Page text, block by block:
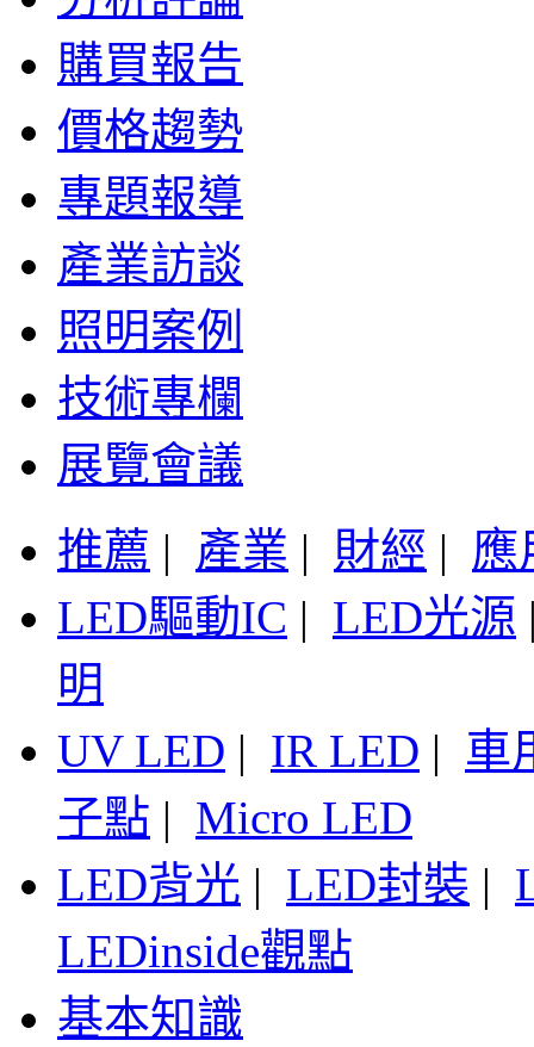
購買報告
價格趨勢
專題報導
產業訪談
照明案例
技術專欄
展覽會議
推薦 | 產業 | 財經 | 應
LED驅動IC | LED光源
明
UV LED | IR LED | 車
子點 | Micro LED
LED背光 | LED封裝 |
LEDinside觀點
基本知識